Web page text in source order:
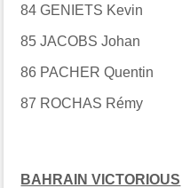
84 GENIETS Kevin
85 JACOBS Johan
86 PACHER Quentin
87 ROCHAS Rémy
BAHRAIN VICTORIOUS